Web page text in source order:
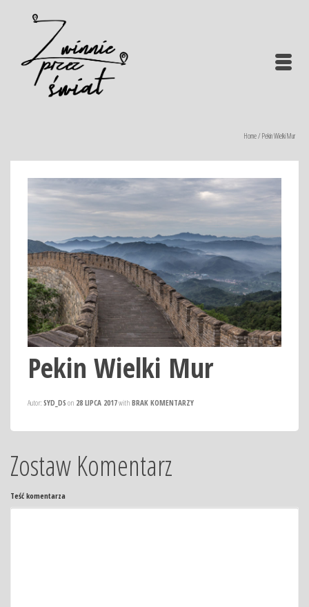
Home/ Pekin Wielki Mur
Pekin Wielki Mur
Autor: SYD_DS on 28 LIPCA 2017with BRAK KOMENTARZY
Zostaw Komentarz
Teść komentarza